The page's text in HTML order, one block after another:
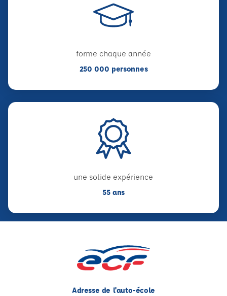
forme chaque année
250 000 personnes
une solide expérience
55 ans
Adresse de l'auto-école